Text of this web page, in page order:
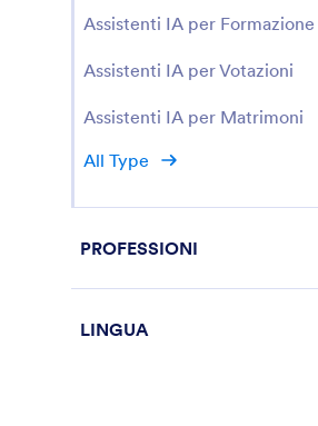
Assistenti IA per Formazione
Assistenti IA per Votazioni
Assistenti IA per Matrimoni
All Type
PROFESSIONI
LINGUA